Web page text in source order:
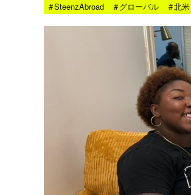
#SteenzAbroad #グローバル #北米